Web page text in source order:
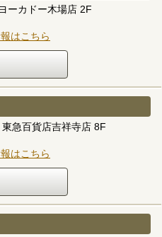
ーカドー木場店 2F
はこちら
急百貨店吉祥寺店 8F
はこちら